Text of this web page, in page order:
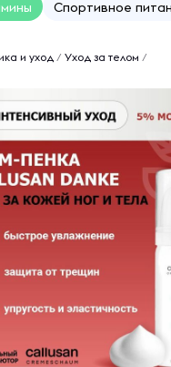
Спортивное
и уход / Уход за телом /